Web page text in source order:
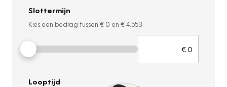
Slottermijn
Kies een bedrag tussen € 0 en € 4.553
Looptijd